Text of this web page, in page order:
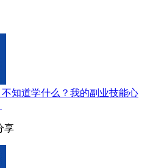
知道学什么？我的副业技能心
享